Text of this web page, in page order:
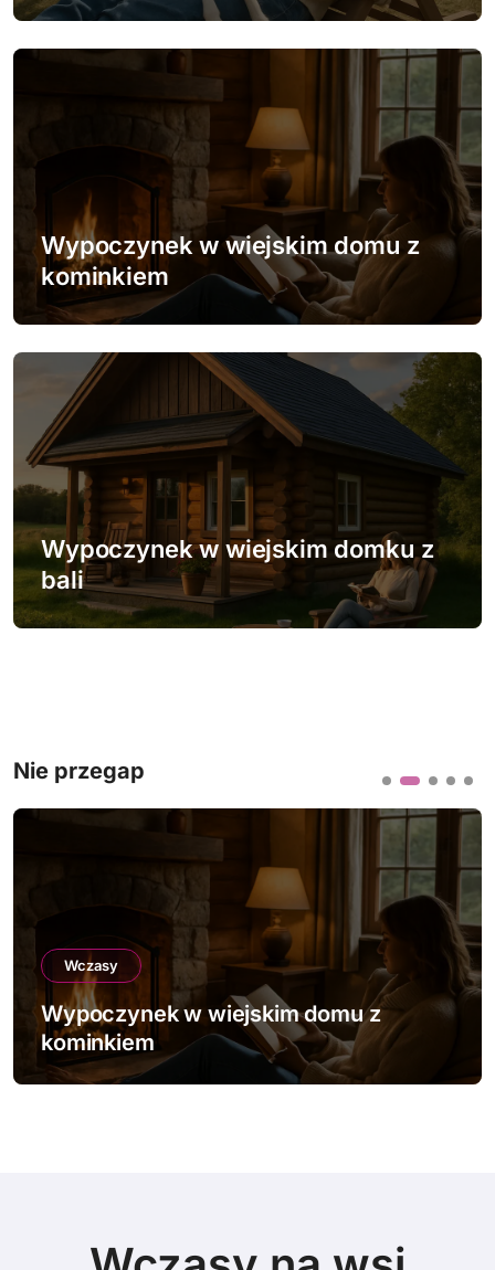
p
i
Wypoczynek w wiejskim domu z
kominkiem
Wypoczynek w wiejskim domku z
bali
Nie przegap
Wypoczynek w wiejskim domku z bali